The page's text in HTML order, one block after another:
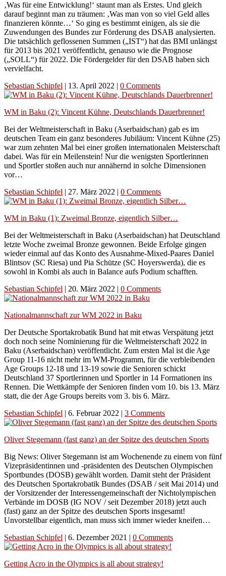
‚Was für eine Entwicklung!‘ staunt man als Erstes. Und gleich
darauf beginnt man zu träumen: ‚Was man von so viel Geld alles
finanzieren könnte…‘ So ging es bestimmt einigen, als sie die
Zuwendungen des Bundes zur Förderung des DSAB analysierten.
Die tatsächlich geflossenen Summen („IST“) hat das BMI unlängst
für 2013 bis 2021 veröffentlicht, genauso wie die Prognose
(„SOLL“) für 2022. Die Fördergelder für den DSAB haben sich
vervielfacht.
Sebastian Schipfel | 13. April 2022 | 0 Comments
WM in Baku (2): Vincent Kühne, Deutschlands Dauerbrenner!
Bei der Weltmeisterschaft in Baku (Aserbaidschan) gab es im
deutschen Team ein ganz besonderes Jubiläum: Vincent Kühne (25)
war zum zehnten Mal bei einer großen internationalen Meisterschaft
dabei. Was für ein Meilenstein! Nur die wenigsten Sportlerinnen
und Sportler stoßen auch nur annähernd in solche Dimensionen
vor…
Sebastian Schipfel | 27. März 2022 | 0 Comments
WM in Baku (1): Zweimal Bronze, eigentlich Silber…
Bei der Weltmeisterschaft in Baku (Aserbaidschan) hat Deutschland
letzte Woche zweimal Bronze gewonnen. Beide Erfolge gingen
wieder einmal auf das Konto des Ausnahme-Mixed-Paares Daniel
Blintsov (SC Riesa) und Pia Schütze (SC Hoyerswerda), die es
sowohl in Kombi als auch in Balance aufs Podium schafften.
Sebastian Schipfel | 20. März 2022 | 0 Comments
Nationalmannschaft zur WM 2022 in Baku
Der Deutsche Sportakrobatik Bund hat mit etwas Verspätung jetzt
doch noch seine Nominierung für die Weltmeisterschaft 2022 in
Baku (Aserbaidschan) veröffentlicht. Zum ersten Mal ist die Age
Group 11-16 nicht mehr im WM-Programm, für die verbleibenden
Age Groups 12-18 und 13-19 sowie die Senioren schickt
Deutschland 37 Sportlerinnen und Sportler in 14 Formationen ins
Rennen. Die Wettkämpfe der Senioren finden vom 10. bis 13. März
statt, die der Age Groups bereits vom 3. bis 6. März.
Sebastian Schipfel | 6. Februar 2022 | 3 Comments
Oliver Stegemann (fast ganz) an der Spitze des deutschen Sports
Big News: Oliver Stegemann ist am Wochenende zu einem von fünf
Vizepräsidentinnen und -präsidenten des Deutschen Olympischen
Sportbundes (DOSB) gewählt worden. Damit steht der Präsident
des Deutschen Sportakrobatik Bundes (DSAB / seit Mai 2014) und
der Vorsitzender der Interessengemeinschaft der Nichtolympischen
Verbände im DOSB (IG NOV / seit Dezember 2018) jetzt auch
(fast) ganz an der Spitze des deutschen Sports insgesamt!
Unvorstellbar eigentlich, man muss sich immer wieder kneifen…
Sebastian Schipfel | 6. Dezember 2021 | 0 Comments
Getting Acro in the Olympics is all about strategy!